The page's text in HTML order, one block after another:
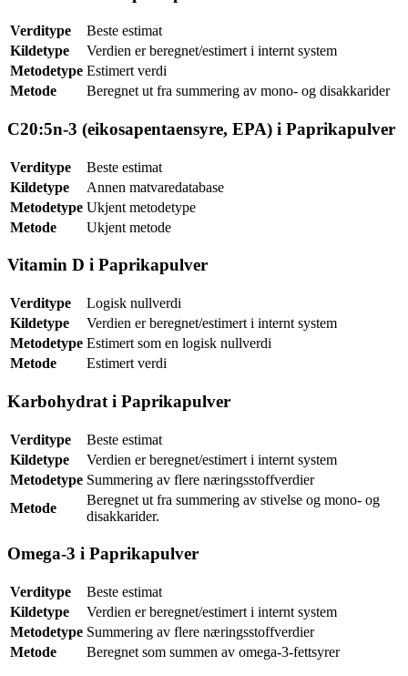
Verditype
Beste estimat
Kildetype
Verdien er beregnet/estimert i internt system
Metodetype Estimert verdi
Metode
Beregnet ut fra summering av mono- og disakkarider
C20:5n-3 (eikosapentaensyre, EPA) i Paprikapulver
Verditype
Beste estimat
Kildetype
Annen matvaredatabase
Metodetype Ukjent metodetype
Metode
Ukjent metode
Vitamin D i Paprikapulver
Verditype
Logisk nullverdi
Kildetype
Verdien er beregnet/estimert i internt system
Metodetype Estimert som en logisk nullverdi
Metode
Estimert verdi
Karbohydrat i Paprikapulver
Verditype
Beste estimat
Kildetype
Verdien er beregnet/estimert i internt system
Metodetype Summering av flere næringsstoffverdier
Metode
Beregnet ut fra summering av stivelse og mono- og
disakkarider.
Omega-3 i Paprikapulver
Verditype
Beste estimat
Kildetype
Verdien er beregnet/estimert i internt system
Metodetype Summering av flere næringsstoffverdier
Metode
Beregnet som summen av omega-3-fettsyrer